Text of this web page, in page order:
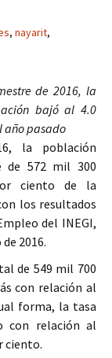
, nayarit,
de 2016, la
bajó al 4.0
año pasado
la población
de 572 mil 300
ciento de la
los resultados
del INEGI,
2016.
de 549 mil 700
con relación al
forma, la tasa
con relación al
ciento.